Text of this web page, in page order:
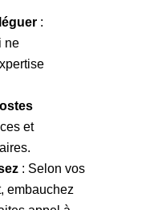
:
ne
et
: Selon vos
embauchez